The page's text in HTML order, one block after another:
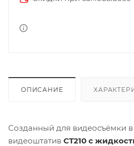
ОПИСАНИЕ
Созданный для видеосъёмки в
видеоштатив CT210 с